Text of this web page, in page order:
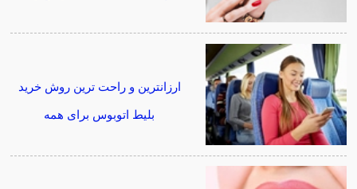
ارزانترین و راحت ترین روش خرید
بلیط اتوبوس برای همه